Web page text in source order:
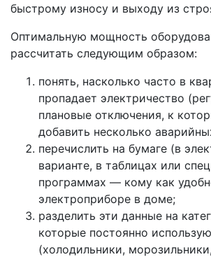
быстрому износу и выходу из
Оптимальную мощность
рассчитать следующим образом:
понять, насколько часто в
пропадает электричество
плановые отключения, к
добавить несколько
перечислить на бумаге (в
варианте, в таблицах или
программах — кому как
электроприборе в доме;
разделить эти данные на
которые постоянно
(холодильники,